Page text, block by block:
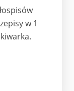
w 1